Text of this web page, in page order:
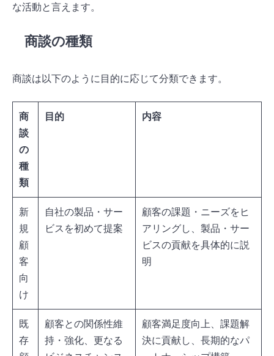
な活動と言えます。
商談の種類
商談は以下のように目的に応じて分類できます。
商
談
の
種
類
目的 内容
新
規
顧
客
向
け
自社の製品・サー
ビスを初めて提案
顧客の課題・ニーズをヒ
アリングし、製品・サー
ビスの貢献を具体的に説
明
既
存
顧客との関係性維
持・強化、更なる
顧客満足度向上、課題解
決に貢献し、長期的なパ